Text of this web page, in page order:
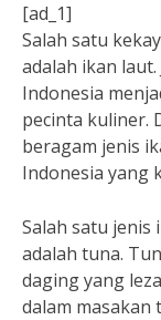
[ad_1]
Salah satu
adalah ikan
Indonesia
pecinta kuliner.
beragam jenis
Indonesia yang
Salah satu
adalah tuna.
daging yang
dalam